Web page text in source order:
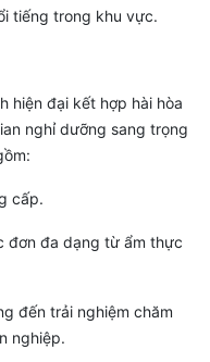
tiếng trong khu vực.
hiện đại kết hợp hài hòa
nghỉ dưỡng sang trọng
cấp.
đơn đa dạng từ ẩm thực
đến trải nghiệm chăm
nghiệp.